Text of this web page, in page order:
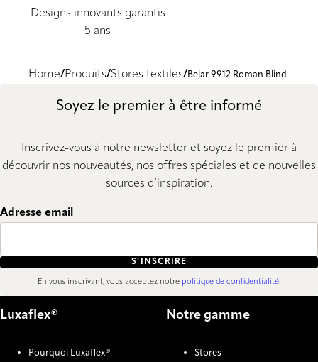
Designs innovants garantis
5 ans
Home Produits Stores textiles Bejar 9912 Roman Blind
Soyez le premier à être informé
Inscrivez-vous à notre newsletter et soyez le premier à
découvrir nos nouveautés, nos offres spéciales et de nouvelles
sources d’inspiration.
Adresse email
S’INSCRIRE
En vous inscrivant, vous acceptez notre politique de confidentialité.
Luxaflex®
Pourquoi Luxaflex®
Notre gamme
Stores